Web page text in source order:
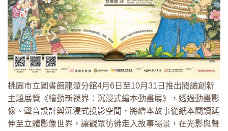
桃園市立圖書館龍潭分館4月6日至10月31日推出閱讀創新
主題展覽《繪動新視界：沉浸式繪本動畫展》，透過動畫影
像、聲音設計與沉浸式投影空間，將繪本故事從紙本閱讀延
伸至立體影像世界，讓觀眾彷彿走入故事場景，在光影與聲